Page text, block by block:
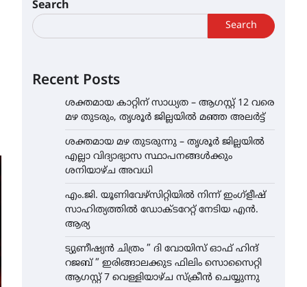
Search
Search
Recent Posts
ശക്തമായ കാറ്റിന് സാധ്യത – ആഗസ്റ്റ് 12 വരെ
മഴ തുടരും, തൃശൂർ ജില്ലയിൽ മഞ്ഞ അലർട്ട്
ശക്തമായ മഴ തുടരുന്നു – തൃശൂർ ജില്ലയിൽ
എല്ലാ വിദ്യാഭ്യാസ സ്ഥാപനങ്ങൾക്കും
ശനിയാഴ്ച അവധി
എം.ജി. യൂണിവേഴ്‌സിറ്റിയിൽ നിന്ന് ഇംഗ്ളീഷ്
സാഹിത്യത്തിൽ ഡോക്ടറേറ്റ് നേടിയ എൻ.
ആര്യ
ട്യുണീഷ്യൻ ചിത്രം ” ദി വോയിസ് ഓഫ് ഹിന്ദ്
റജബ് ” ഇരിങ്ങാലക്കുട ഫിലിം സൊസൈറ്റി
ആഗസ്റ്റ് 7 വെള്ളിയാഴ്ച സ്‌ക്രീൻ ചെയ്യുന്നു